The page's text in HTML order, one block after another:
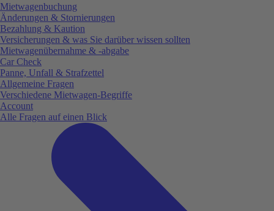
Mietwagenbuchung
Änderungen & Stornierungen
Bezahlung & Kaution
Versicherungen & was Sie darüber wissen sollten
Mietwagenübernahme & -abgabe
Car Check
Panne, Unfall & Strafzettel
Allgemeine Fragen
Verschiedene Mietwagen-Begriffe
Account
Alle Fragen auf einen Blick